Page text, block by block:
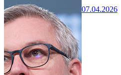
07.04.2026